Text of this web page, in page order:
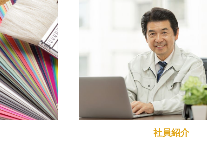
社員紹介